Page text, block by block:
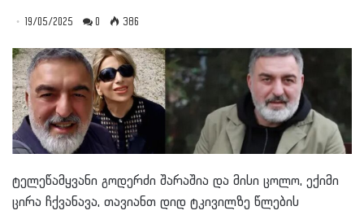
19/05/2025 0 386
ტელეწამყვანი გოდერძი შარაშია და მისი ცოლო, ექიმი
ცირა ჩქვანავა, თავიანთ დიდ ტკივილზე წლების